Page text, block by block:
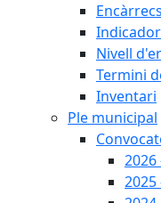
Nivell
Termini
Inventari
Ple municipal